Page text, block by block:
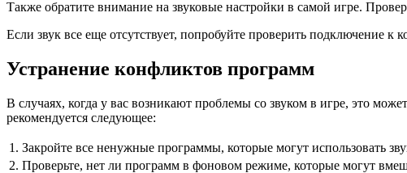
Также обратите внимание на звуковые настройки в самой игре.
Если звук все еще отсутствует, попробуйте проверить подключение
Устранение конфликтов программ
В случаях, когда у вас возникают проблемы со звуком в игре, это
рекомендуется следующее:
1. Закройте все ненужные программы, которые могут использовать
2. Проверьте, нет ли программ в фоновом режиме, которые могут